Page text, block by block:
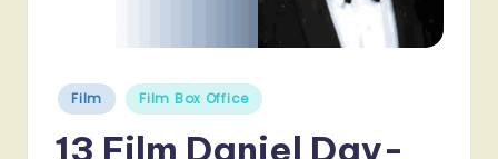
Posted
in
Film Film Box Office
13 Film Daniel Day-